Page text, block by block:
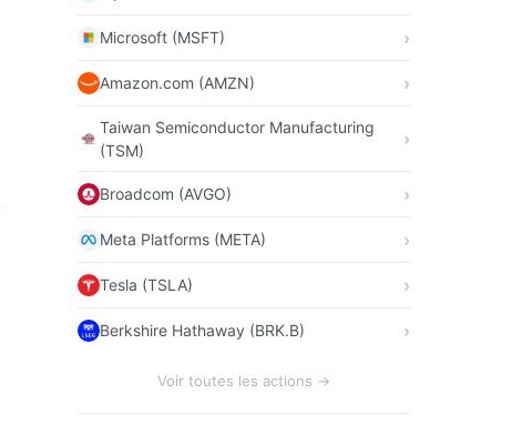
Microsoft (MSFT)
Amazon.com (AMZN)
Taiwan Semiconductor Manufacturing
(TSM)
Broadcom (AVGO)
Meta Platforms (META)
Tesla (TSLA)
Berkshire Hathaway (BRK.B)
Voir toutes les actions →